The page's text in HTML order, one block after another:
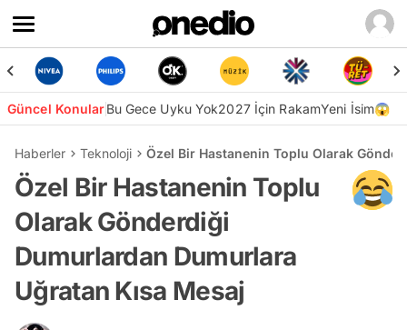
Güncel KonularBu Gece Uyku Yok2027 İçin RakamYeni İsim😱
Haberler Teknoloji Özel Bir Hastanenin Toplu Olarak
Özel Bir Hastanenin Toplu
Olarak Gönderdiği
Dumurlardan Dumurlara
Uğratan Kısa Mesaj